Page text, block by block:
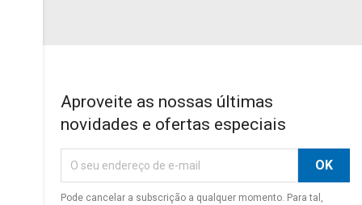
Aproveite as nossas últimas
novidades e ofertas especiais
Pode cancelar a subscrição a qualquer momento. Para tal,